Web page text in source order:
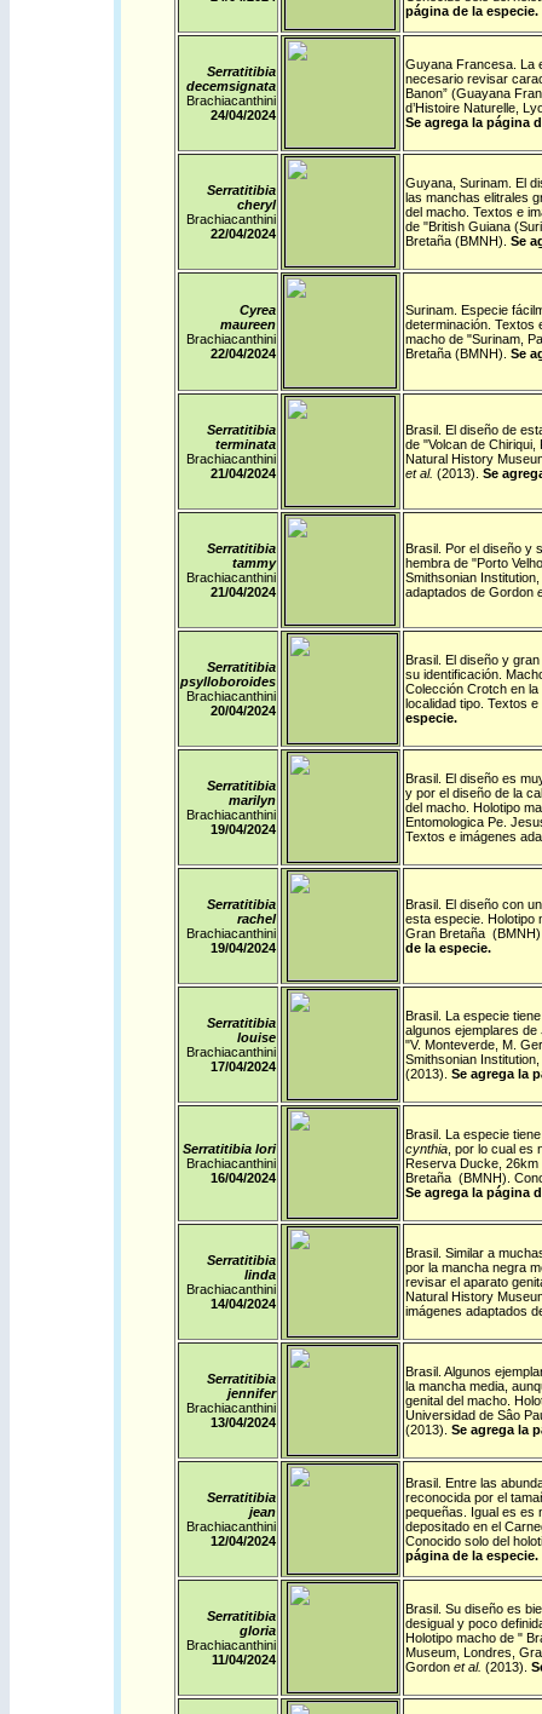
página de la especie.
Serratitibia
decemsignata
Brachiacanthini
24/04/2024
Guyana Francesa. La
necesario revisar
Banon” (Guayana
d’Histoire Naturelle,
Se agrega la página
Serratitibia
cheryl
Brachiacanthini
22/04/2024
Guyana, Surinam. El
las manchas elitrales
del macho. Textos e
de "British Guiana
Bretaña (BMNH). Se
Cyrea
maureen
Brachiacanthini
22/04/2024
Surinam. Especie
determinación. Textos
macho de "Surinam,
Bretaña (BMNH). Se
Serratitibia
terminata
Brachiacanthini
21/04/2024
Brasil. El diseño de
de "Volcan de
Natural History
et al. (2013) Se
Serratitibia
tammy
Brachiacanthini
21/04/2024
Brasil. Por el diseño y
hembra de "Porto
Smithsonian
adaptados de Gordon
Serratitibia
psylloboroides
Brachiacanthini
20/04/2024
Brasil. El diseño y
su identificación.
Colección Crotch en
localidad tipo. Textos
especie.
Serratitibia
marilyn
Brachiacanthini
19/04/2024
Brasil. El diseño es
y por el diseño de la
del macho. Holotipo
Entomologica Pe.
Textos e imágenes
Serratitibia
rachel
Brachiacanthini
19/04/2024
Brasil. El diseño con
esta especie. Holotipo
Gran Bretaña
de la especie.
Serratitibia
louise
Brachiacanthini
17/04/2024
Brasil. La especie
algunos ejemplares de
"V. Monteverde, M.
Smithsonian
(2013). Se agrega la
Serratitibia lori
Brachiacanthini
16/04/2024
Brasil. La especie
cynthia, por lo cual es
Reserva Ducke, 26km
Bretaña (BMNH).
Se agrega la página
Serratitibia
linda
Brachiacanthini
14/04/2024
Brasil. Similar a
por la mancha negra
revisar el aparato
Natural History
imágenes adaptados
Serratitibia
jennifer
Brachiacanthini
13/04/2024
Brasil. Algunos
la mancha media,
genital del macho.
Universidad de Sâo
(2013). Se agrega la
Serratitibia
jean
Brachiacanthini
12/04/2024
Brasil. Entre las
reconocida por el
pequeñas. Igual es es
depositado en el
Conocido solo del
página de la especie.
Serratitibia
gloria
Brachiacanthini
11/04/2024
Brasil. Su diseño es
desigual y poco
Holotipo macho de "
Museum, Londres,
Gordon et al. (2013).